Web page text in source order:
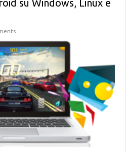
su Windows, Linux e